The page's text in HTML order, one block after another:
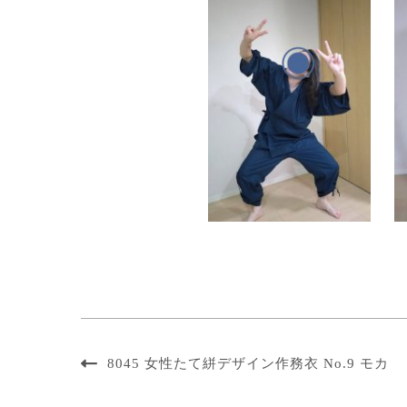
8045 女性たて絣デザイン作務衣 No.9 モカ